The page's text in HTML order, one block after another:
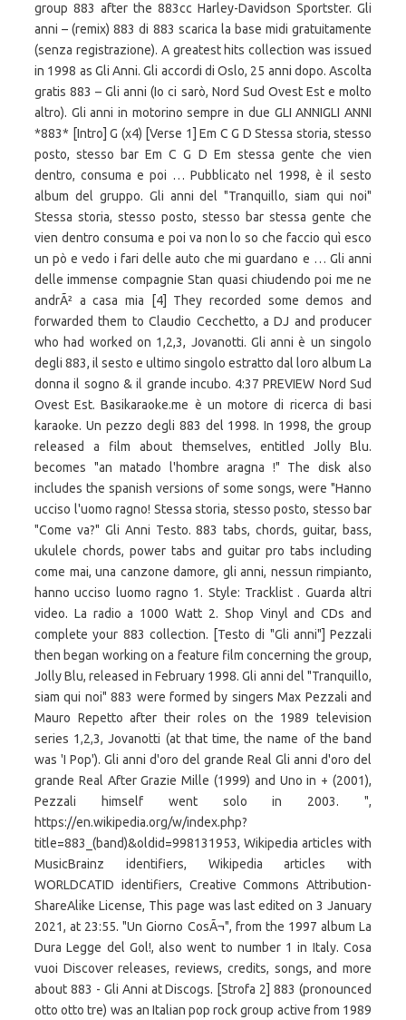
group 883 after the 883cc Harley-Davidson Sportster. Gli
anni – (remix) 883 di 883 scarica la base midi gratuitamente
(senza registrazione). A greatest hits collection was issued
in 1998 as Gli Anni. Gli accordi di Oslo, 25 anni dopo. Ascolta
gratis 883 – Gli anni (Io ci sarò, Nord Sud Ovest Est e molto
altro). Gli anni in motorino sempre in due GLI ANNIGLI ANNI
*883* [Intro] G (x4) [Verse 1] Em C G D Stessa storia, stesso
posto, stesso bar Em C G D Em stessa gente che vien
dentro, consuma e poi … Pubblicato nel 1998, è il sesto
album del gruppo. Gli anni del "Tranquillo, siam qui noi"
Stessa storia, stesso posto, stesso bar stessa gente che
vien dentro consuma e poi va non lo so che faccio quì esco
un pò e vedo i fari delle auto che mi guardano e … Gli anni
delle immense compagnie Stan quasi chiudendo poi me ne
andrÃ² a casa mia [4] They recorded some demos and
forwarded them to Claudio Cecchetto, a DJ and producer
who had worked on 1,2,3, Jovanotti. Gli anni è un singolo
degli 883, il sesto e ultimo singolo estratto dal loro album La
donna il sogno & il grande incubo. 4:37 PREVIEW Nord Sud
Ovest Est. Basikaraoke.me è un motore di ricerca di basi
karaoke. Un pezzo degli 883 del 1998. In 1998, the group
released a film about themselves, entitled Jolly Blu.
becomes "an matado l'hombre aragna !" The disk also
includes the spanish versions of some songs, were "Hanno
ucciso l'uomo ragno! Stessa storia, stesso posto, stesso bar
"Come va?" Gli Anni Testo. 883 tabs, chords, guitar, bass,
ukulele chords, power tabs and guitar pro tabs including
come mai, una canzone damore, gli anni, nessun rimpianto,
hanno ucciso luomo ragno 1. Style: Tracklist . Guarda altri
video. La radio a 1000 Watt 2. Shop Vinyl and CDs and
complete your 883 collection. [Testo di "Gli anni"] Pezzali
then began working on a feature film concerning the group,
Jolly Blu, released in February 1998. Gli anni del "Tranquillo,
siam qui noi" 883 were formed by singers Max Pezzali and
Mauro Repetto after their roles on the 1989 television
series 1,2,3, Jovanotti (at that time, the name of the band
was 'I Pop'). Gli anni d'oro del grande Real Gli anni d'oro del
grande Real After Grazie Mille (1999) and Uno in + (2001),
Pezzali himself went solo in 2003. ",
https://en.wikipedia.org/w/index.php?
title=883_(band)&oldid=998131953, Wikipedia articles with
MusicBrainz identifiers, Wikipedia articles with
WORLDCATID identifiers, Creative Commons Attribution-
ShareAlike License, This page was last edited on 3 January
2021, at 23:55. "Un Giorno CosÃ¬", from the 1997 album La
Dura Legge del Gol!, also went to number 1 in Italy. Cosa
vuoi Discover releases, reviews, credits, songs, and more
about 883 - Gli Anni at Discogs. [Strofa 2] 883 (pronounced
otto otto tre) was an Italian pop rock group active from 1989